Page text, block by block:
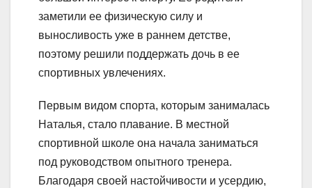
заметили ее физическую силу и
выносливость уже в раннем детстве,
поэтому решили поддержать дочь в ее
спортивных увлечениях.
Первым видом спорта, которым занималась
Наталья, стало плавание. В местной
спортивной школе она начала заниматься
под руководством опытного тренера.
Благодаря своей настойчивости и усердию,